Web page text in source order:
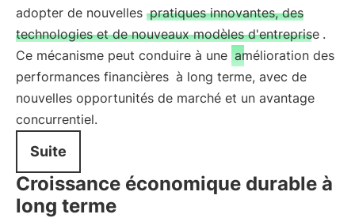
adopter de nouvelles pratiques innovantes, des
technologies et de nouveaux modèles d'entreprise .
Ce mécanisme peut conduire à une amélioration des
performances financières à long terme, avec de
nouvelles opportunités de marché et un avantage
concurrentiel.
Suite
Croissance économique durable à
long terme